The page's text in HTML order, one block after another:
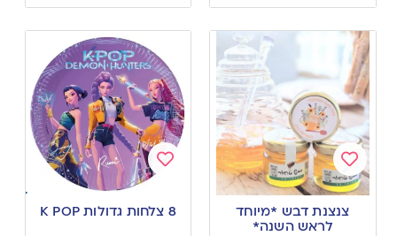
Add
wishlist
צנצנת דבש *מיוחד
לראש השנה*
to
wishlist
8 צלחות גדולות K POP